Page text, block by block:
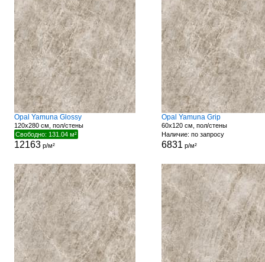
Opal Yamuna Glossy
120x280 см, пол/стены
Свободно: 131.04 м²
12163р/м²
Opal Yamuna Grip
60x120 см, пол/стены
Наличие: по запросу
6831 р/м²